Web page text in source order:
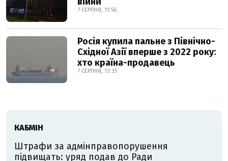
7 СЕРПНЯ, 11:56
Росія купила пальне з Північно-
Східної Азії вперше з 2022 року:
хто країна-продавець
7 СЕРПНЯ, 13:35
КАБМІН
Штрафи за адмінправопорушення
підвищать: уряд подав до Ради